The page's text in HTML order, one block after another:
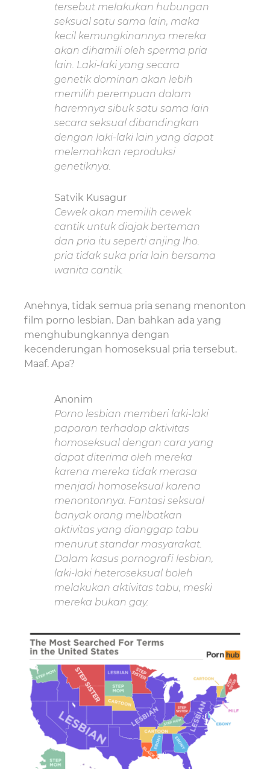
tersebut melakukan hubungan
seksual satu sama lain, maka
kecil kemungkinannya mereka
akan dihamili oleh sperma pria
lain. Laki-laki yang secara
genetik dominan akan lebih
memilih perempuan dalam
haremnya sibuk satu sama lain
secara seksual dibandingkan
dengan laki-laki lain yang dapat
melemahkan reproduksi
genetiknya.
Satvik Kusagur
Cewek akan memilih cewek
cantik untuk diajak berteman
dan pria itu seperti anjing lho.
pria tidak suka pria lain bersama
wanita cantik.
Anehnya, tidak semua pria senang menonton
film porno lesbian. Dan bahkan ada yang
menghubungkannya dengan
kecenderungan homoseksual pria tersebut.
Maaf. Apa?
Anonim
Porno lesbian memberi laki-laki
paparan terhadap aktivitas
homoseksual dengan cara yang
dapat diterima oleh mereka
karena mereka tidak merasa
menjadi homoseksual karena
menontonnya. Fantasi seksual
banyak orang melibatkan
aktivitas yang dianggap tabu
menurut standar masyarakat.
Dalam kasus pornografi lesbian,
laki-laki heteroseksual boleh
melakukan aktivitas tabu, meski
mereka bukan gay.